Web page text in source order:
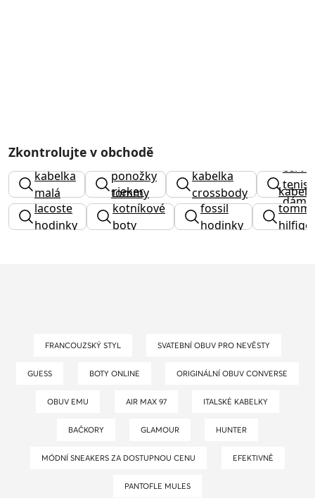
Zkontrolujte v obchodě
kabelka
malá
pánské
ponožky
tommy
hilfiger
kabelka
crossbody
lacoste
hodinky
rieker
kotníkové
boty
fossil
hodinky
FRANCOUZSKÝ STYL SVATEBNÍ OBUV PRO NEVĚSTY
GUESS BOTY ONLINE ORIGINÁLNÍ OBUV CONVERSE
OBUV EMU AIR MAX 97 ITALSKÉ KABELKY
BAČKORY GLAMOUR HUNTER
MÓDNÍ SNEAKERS ZA DOSTUPNOU CENU EFEKTIVNĚ
PANTOFLE MULES